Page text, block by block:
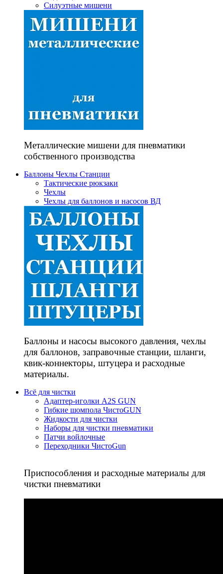
Силуэтные мишени
Металлические мишени для пневматики
собственного производства
Баллоны Чехлы Станции
Тактические рюкзаки
Чехлы
Чехлы для баллонов и насосов ВД
Баллоны и насосы высокого давления, чехлы
для баллонов, заправочные станции, шланги,
квик-коннекторы, штуцера и расходные
материалы.
Всё для чистки
Адаптер-иголки A2S GUN
Гибкие шомпола ЧистоGUN
Жидкости для чистки
Наборы для чистки пневматики
Патчи войлочные
Переходники ЧистоGun
Приспособления и расходные материалы для
чистки пневматики